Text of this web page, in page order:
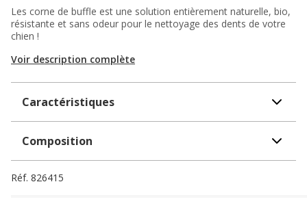
Les corne de buffle est une solution entièrement naturelle, bio,
résistante et sans odeur pour le nettoyage des dents de votre
chien !
Voir description complète
Caractéristiques
Composition
Réf. 826415